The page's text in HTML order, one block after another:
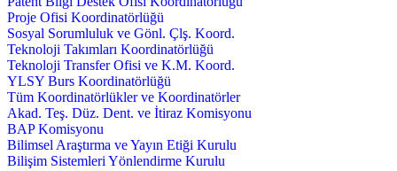
Proje Ofisi Koordinatörlüğü
Sosyal Sorumluluk ve Gönl. Çlş. Koord.
Teknoloji Takımları Koordinatörlüğü
Teknoloji Transfer Ofisi ve K.M. Koord.
YLSY Burs Koordinatörlüğü
Tüm Koordinatörlükler ve Koordinatörler
Akad. Teş. Düz. Dent. ve İtiraz Komisyonu
BAP Komisyonu
Bilimsel Araştırma ve Yayın Etiği Kurulu
Bilişim Sistemleri Yönlendirme Kurulu